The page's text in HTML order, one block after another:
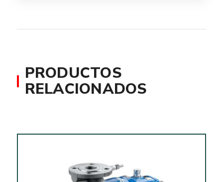
PRODUCTOS
RELACIONADOS